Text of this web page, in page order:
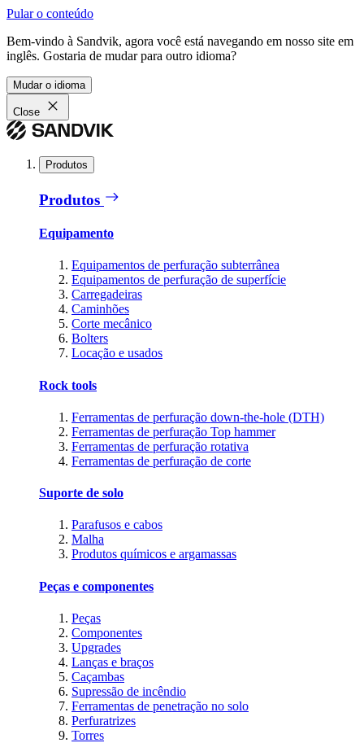
Pular o conteúdo
Bem-vindo à Sandvik, agora você está navegando em nosso site em
inglês. Gostaria de mudar para outro idioma?
Mudar o idioma
Close
Produtos
Produtos
Equipamento
Equipamentos de perfuração subterrânea
Equipamentos de perfuração de superfície
Carregadeiras
Caminhões
Corte mecânico
Bolters
Locação e usados
Rock tools
Ferramentas de perfuração down-the-hole (DTH)
Ferramentas de perfuração Top hammer
Ferramentas de perfuração rotativa
Ferramentas de perfuração de corte
Suporte de solo
Parafusos e cabos
Malha
Produtos químicos e argamassas
Peças e componentes
Peças
Componentes
Upgrades
Lanças e braços
Caçambas
Supressão de incêndio
Ferramentas de penetração no solo
Perfuratrizes
Torres